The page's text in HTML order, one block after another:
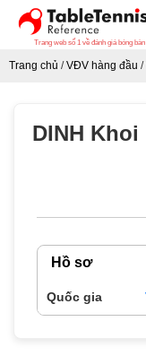
Trang web số 1 về đánh giá bóng bàn
Trang chủ /VĐV hàng đầu /
DINH Khoi
Hồ sơ
Quốc gia